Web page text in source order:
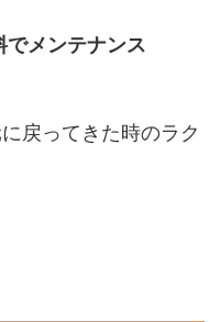
でメンテナンス
戻ってきた時のラク